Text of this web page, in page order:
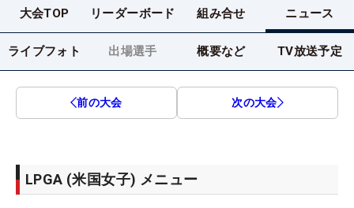
大会TOP リーダーボード 組み合せ ニュース
ライブフォト 出場選手 概要など TV放送予定
前の大会 次の大会
LPGA (米国女子) メニュー